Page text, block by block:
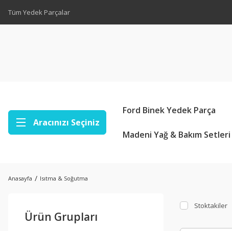
Tüm Yedek Parçalar
Aracınızı Seçiniz
Ford Binek Yedek Parça
Madeni Yağ & Bakım Setleri
Anasayfa Isıtma & Soğutma
Ürün Grupları
Stoktakiler